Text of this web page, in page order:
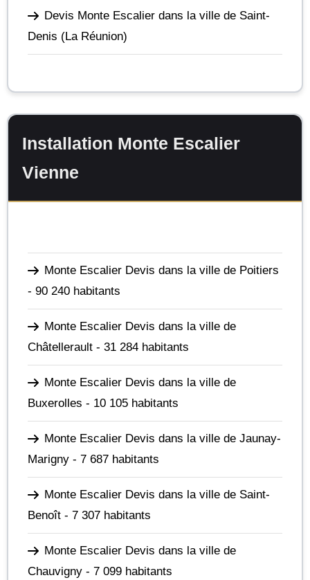
Devis Monte Escalier dans la ville de Saint-
Denis (La Réunion)
Installation Monte Escalier
Vienne
Monte Escalier Devis dans la ville de Poitiers
- 90 240 habitants
Monte Escalier Devis dans la ville de
Châtellerault - 31 284 habitants
Monte Escalier Devis dans la ville de
Buxerolles - 10 105 habitants
Monte Escalier Devis dans la ville de Jaunay-
Marigny - 7 687 habitants
Monte Escalier Devis dans la ville de Saint-
Benoît - 7 307 habitants
Monte Escalier Devis dans la ville de
Chauvigny - 7 099 habitants